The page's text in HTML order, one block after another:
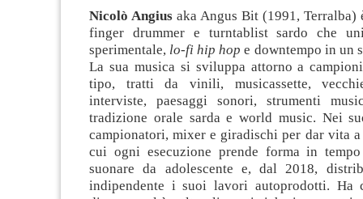
Nicolò Angius aka Angus Bit (1991, Terralba)
finger drummer e turntablist sardo che
sperimentale, lo-fi hip hope downtempo in un
La sua musica si sviluppa attorno a
tipo, tratti da vinili, musicassette,
interviste, paesaggi sonori, strumenti
tradizione orale sarda e world music. Nei
campionatori, mixer e giradischi per dar vita
cui ogni esecuzione prende forma in
suonare da adolescente e, dal 2018,
indipendente i suoi lavori autoprodotti. Ha